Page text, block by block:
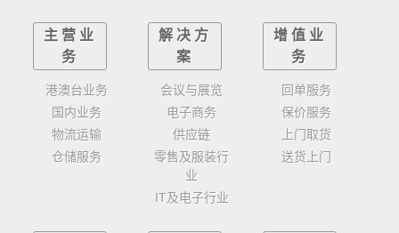
主营业
务
港澳台业务
国内业务
物流运输
仓储服务
解决方
案
会议与展览
电子商务
供应链
零售及服装行
业
IT及电子行业
增值业
务
回单服务
保价服务
上门取货
送货上门